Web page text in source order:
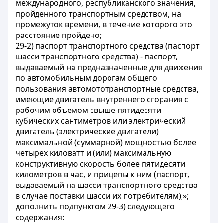
международного, республиканского значения,
пройденного транспортным средством, на
промежуток времени, в течение которого это
расстояние пройдено;
29-2) паспорт транспортного средства (паспорт
шасси транспортного средства) - паспорт,
выдаваемый на предназначенные для движения
по автомобильным дорогам общего
пользования автомототранспортные средства,
имеющие двигатель внутреннего сгорания с
рабочим объемом свыше пятидесяти
кубических сантиметров или электрический
двигатель (электрические двигатели)
максимальной (суммарной) мощностью более
четырех киловатт и (или) максимальную
конструктивную скорость более пятидесяти
километров в час, и прицепы к ним (паспорт,
выдаваемый на шасси транспортного средства
в случае поставки шасси их потребителям);»;
дополнить подпунктом 29-3) следующего
содержания: